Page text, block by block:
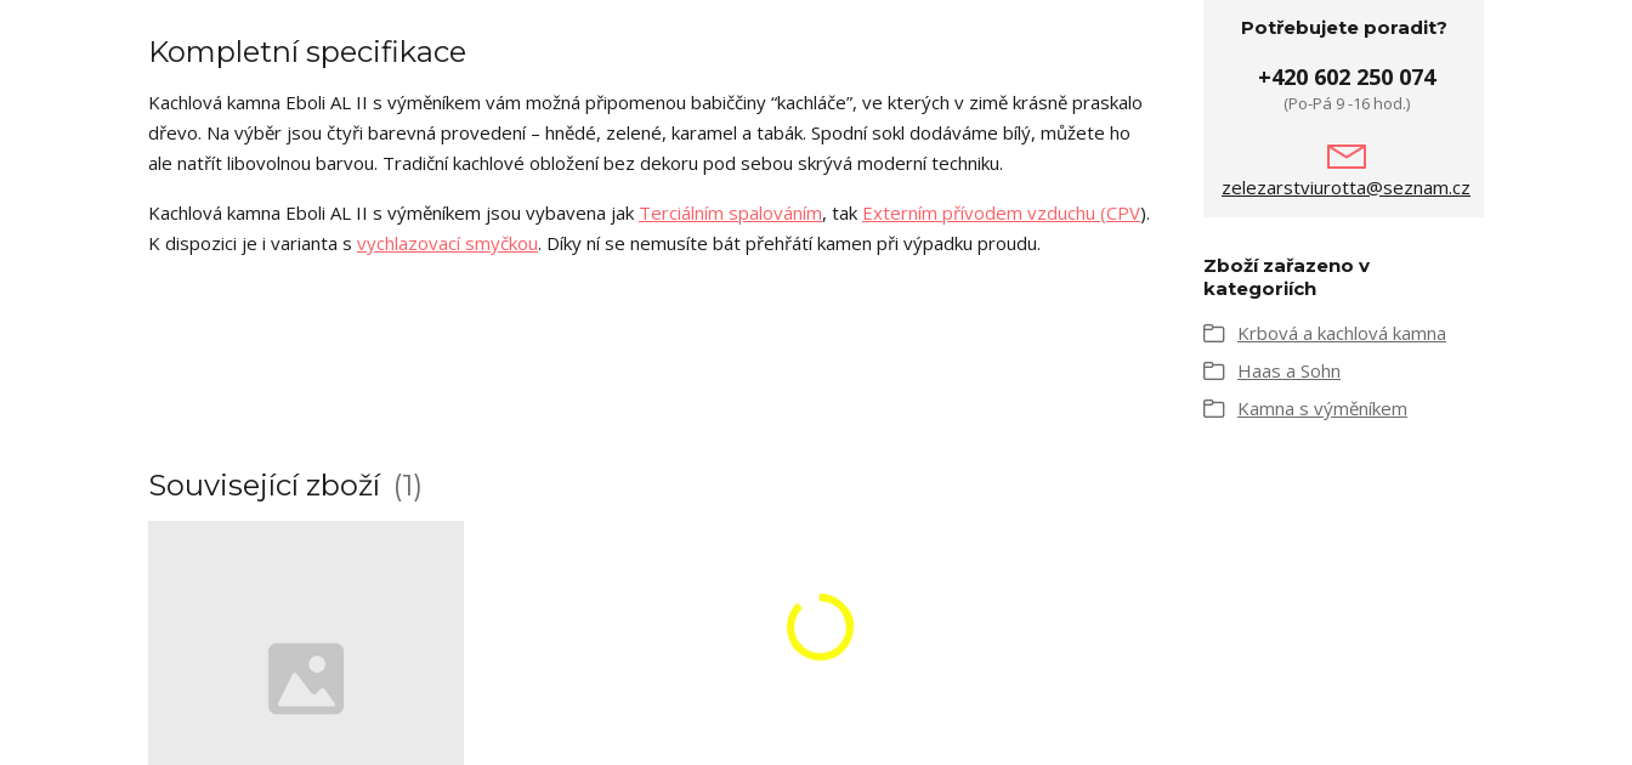
Kompletní specifikace
Kachlová kamna Eboli AL II s výměníkem vám možná připomenou babiččiny “kachláče”, ve kterých v zimě krásně praskalo
dřevo. Na výběr jsou čtyři barevná provedení – hnědé, zelené, karamel a tabák. Spodní sokl dodáváme bílý, můžete ho
ale natřít libovolnou barvou. Tradiční kachlové obložení bez dekoru pod sebou skrývá moderní techniku.
Kachlová kamna Eboli AL II s výměníkem jsou vybavena jak Terciálním spalováním, tak Externím přívodem vzduchu (CPV).
K dispozici je i varianta s vychlazovací smyčkou. Díky ní se nemusíte bát přehřátí kamen při výpadku proudu.
Potřebujete poradit?
+420 602 250 074
(Po-Pá 9 -16 hod.)
zelezarstviurotta@seznam.cz
Zboží zařazeno v
kategoriích
Krbová a kachlová kamna
Haas a Sohn
Kamna s výměníkem
Související zboží 1